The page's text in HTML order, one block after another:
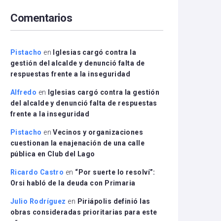
disminuir
el
Comentarios
Pistacho en
Iglesias cargó contra la
gestión del alcalde y denunció falta de
respuestas frente a la inseguridad
Alfredo en
Iglesias cargó contra la gestión
del alcalde y denunció falta de respuestas
frente a la inseguridad
Pistacho enVecinos y organizaciones
cuestionan la enajenación de una calle
pública en Club del Lago
Ricardo Castro en “Por suerte lo resolví”:
Orsi habló de la deuda con Primaria
Julio Rodríguez en Piriápolis definió las
obras consideradas prioritarias para este